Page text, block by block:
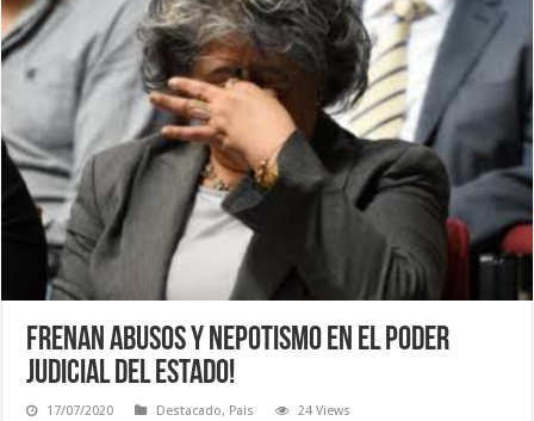
Frenan abusos y nepotismo En el Poder
Judicial del Estado!
17/07/2020 Destacado, Pais 24 Views